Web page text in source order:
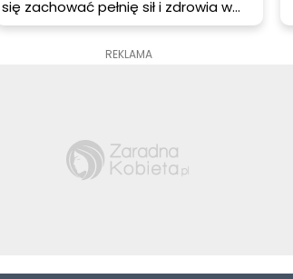
się zachować pełnię sił i zdrowia w
ciągu najbliższych miesięcy.
naprawdę uciążliwe. Chcąc się ich
Wówczas należy sięgnąć po pomoc
specjalisty. Poznaj najprostszy
REKLAMA